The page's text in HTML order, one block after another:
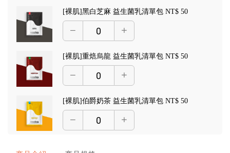
[裸肌]黑白芝麻 益生菌乳清單包 NT$ 50
[裸肌]重焙烏龍 益生菌乳清單包 NT$ 50
[裸肌]伯爵奶茶 益生菌乳清單包 NT$ 50